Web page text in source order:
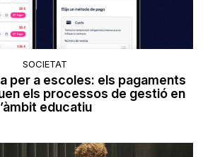
SOCIETAT
per a escoles: els pagaments
els processos de gestió en
educatiu